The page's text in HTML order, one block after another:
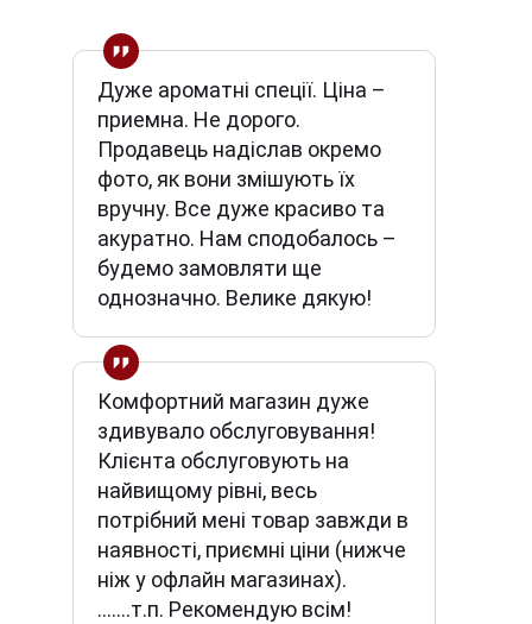
Дуже ароматні спеції. Ціна –
приемна. Не дорого.
Продавець надіслав окремо
фото, як вони змішують їх
вручну. Все дуже красиво та
акуратно. Нам сподобалось –
будемо замовляти ще
однозначно. Велике дякую!
Комфортний магазин дуже
здивувало обслуговування!
Клієнта обслуговують на
найвищому рівні, весь
потрібний мені товар завжди в
наявності, приємні ціни (нижче
ніж у офлайн магазинах).
.......т.п. Рекомендую всім!